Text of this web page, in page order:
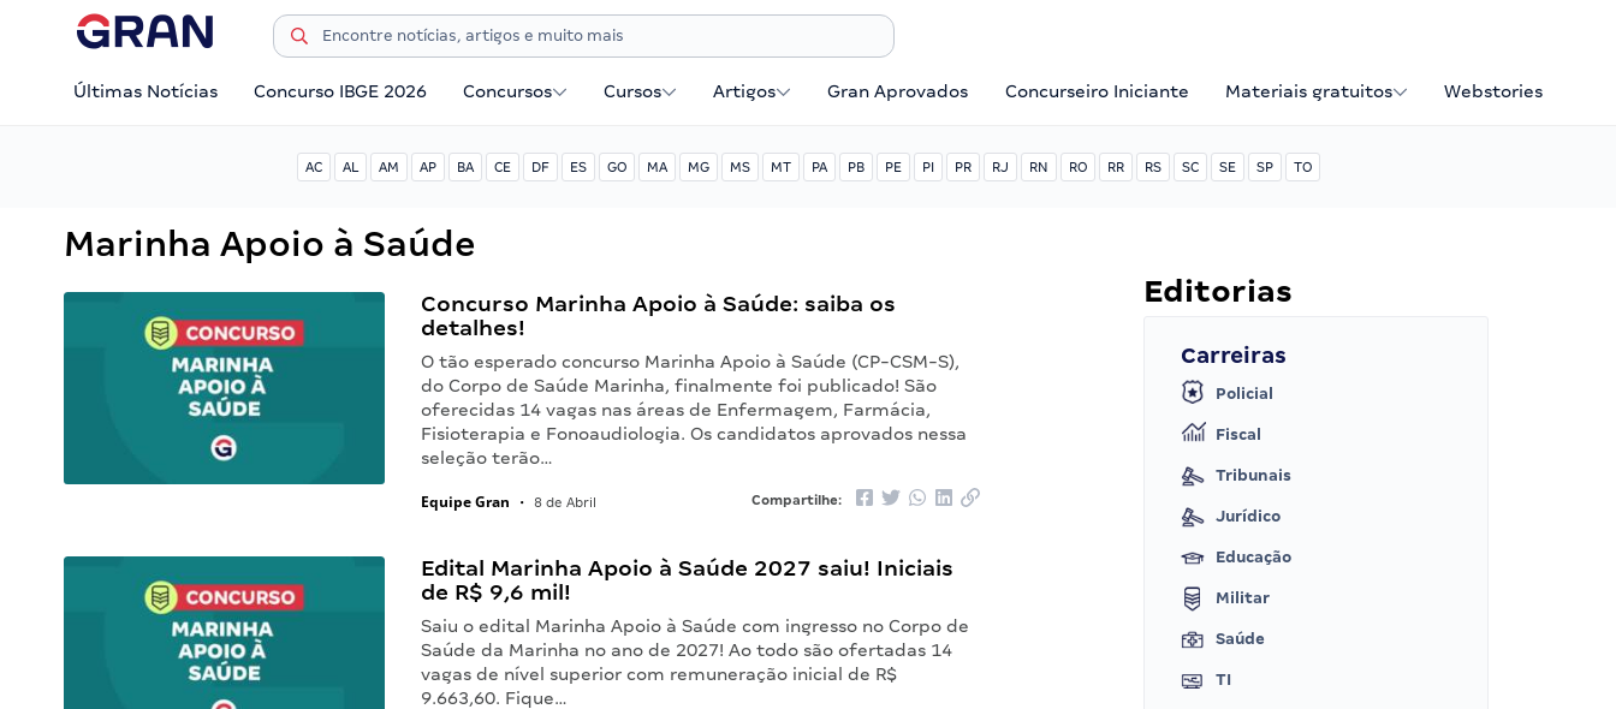
Últimas Notícias Concurso IBGE 2026 Concursos Cursos Artigos Gran Aprovados Concurseiro Iniciante Materiais gratuitos Webstories
AC AL AM AP BA CE DF ES GO MA MG MS MT PA PB PE PI PR RJ RN RO RR RS SC SE SP TO
Marinha Apoio à Saúde
Concurso Marinha Apoio à Saúde: saiba os
detalhes!
O tão esperado concurso Marinha Apoio à Saúde (CP-CSM-S),
do Corpo de Saúde Marinha, finalmente foi publicado! São
oferecidas 14 vagas nas áreas de Enfermagem, Farmácia,
Fisioterapia e Fonoaudiologia. Os candidatos aprovados nessa
seleção terão…
Equipe Gran • 8 de Abril Compartilhe:
Edital Marinha Apoio à Saúde 2027 saiu! Iniciais
de R$ 9,6 mil!
Saiu o edital Marinha Apoio à Saúde com ingresso no Corpo de
Saúde da Marinha no ano de 2027! Ao todo são ofertadas 14
vagas de nível superior com remuneração inicial de R$
9.663,60. Fique…
Editorias
Carreiras
Policial
Fiscal
Tribunais
Jurídico
Educação
Militar
Saúde
TI